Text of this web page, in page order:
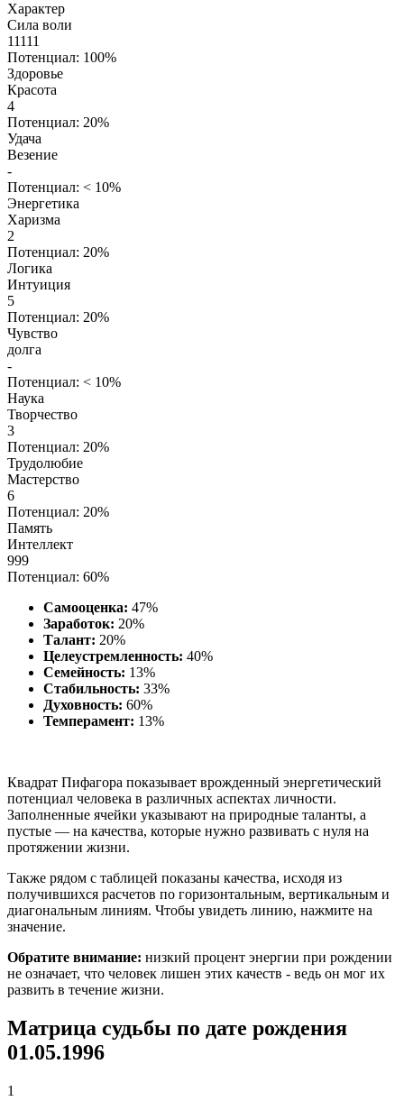
Характер
Сила воли
11111
Потенциал: 100%
Здоровье
Красота
4
Потенциал: 20%
Удача
Везение
-
Потенциал: < 10%
Энергетика
Харизма
2
Потенциал: 20%
Логика
Интуиция
5
Потенциал: 20%
Чувство
долга
-
Потенциал: < 10%
Наука
Творчество
3
Потенциал: 20%
Трудолюбие
Мастерство
6
Потенциал: 20%
Память
Интеллект
999
Потенциал: 60%
Самооценка: 47%
Заработок: 20%
Талант: 20%
Целеустремленность: 40%
Семейность: 13%
Стабильность: 33%
Духовность: 60%
Темперамент: 13%
Квадрат Пифагора показывает врожденный энергетический
потенциал человека в различных аспектах личности.
Заполненные ячейки указывают на природные таланты, а
пустые — на качества, которые нужно развивать с нуля на
протяжении жизни.
Также рядом с таблицей показаны качества, исходя из
получившихся расчетов по горизонтальным, вертикальным и
диагональным линиям. Чтобы увидеть линию, нажмите на
значение.
Обратите внимание: низкий процент энергии при рождении
не означает, что человек лишен этих качеств - ведь он мог их
развить в течение жизни.
Матрица судьбы по дате рождения
01.05.1996
1